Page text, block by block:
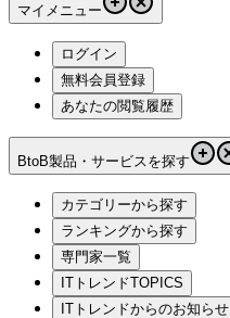
マイメニュー
ログイン
無料会員登録
あなたの閲覧履歴
BtoB製品・サービスを探す
カテゴリーから探す
ランキングから探す
専門家一覧
ITトレンドTOPICS
ITトレンドからのお知らせ